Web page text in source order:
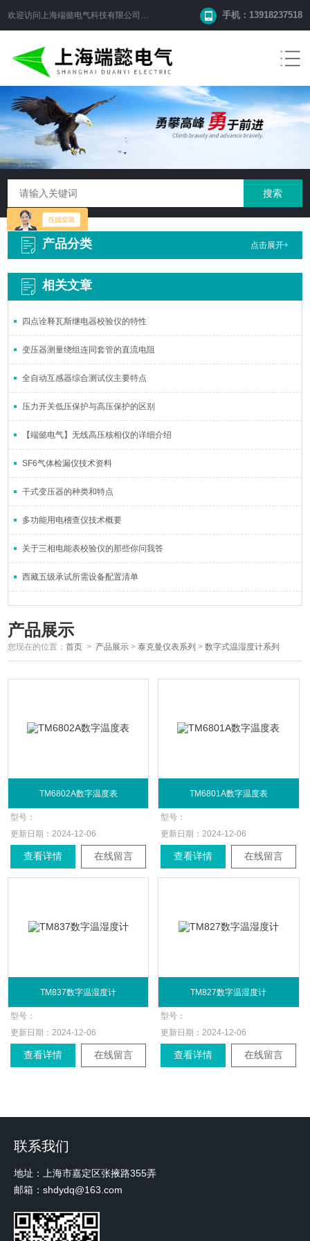
欢迎访问 上海端懿电气科技有限公司 网站！ 手机：13918237518
产品分类 点击展开+
相关文章
四点诠释瓦斯继电器校验仪的特性
变压器测量绕组连同套管的直流电阻
全自动互感器综合测试仪主要特点
压力开关低压保护与高压保护的区别
【端懿电气】无线高压核相仪的详细介绍
SF6气体检漏仪技术资料
干式变压器的种类和特点
多功能用电稽查仪技术概要
关于三相电能表校验仪的那些你问我答
西藏五级承试所需设备配置清单
产品展示
您现在的位置：首页 > 产品展示 >泰克曼仪表系列 >数字式温湿度计系列
TM6802A数字温度表
型号：
更新日期： 2024-12-06
查看详情 在线留言
TM6801A数字温度表
型号：
更新日期： 2024-12-06
查看详情 在线留言
TM837数字温湿度计
型号：
更新日期： 2024-12-06
查看详情 在线留言
TM827数字温湿度计
型号：
更新日期： 2024-12-06
查看详情 在线留言
联系我们
地址：上海市嘉定区张掖路355弄
邮箱：shdydq@163.com